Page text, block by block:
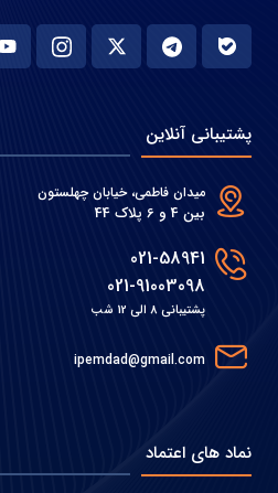
پشتیبانی آنلاین
میدان فاطمی، خیابان چهلستون
بین 4 و 6 پلاک 44
021-58941
021-91003098
پشتیبانی 8 الی 12 شب
ipemdad@gmail.com
نماد های اعتماد